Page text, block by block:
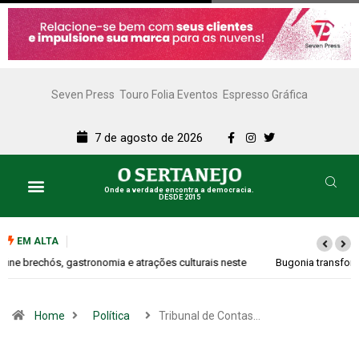
Seven Press Touro Folia Eventos Espresso Gráfica
7 de agosto de 2026
Onde a verdade encontra a democracia.
DESDE 2015
EM ALTA
Bugonia transforma paranoia e conspiração em um suspense imprevisível
Home Política Tribunal de Contas…